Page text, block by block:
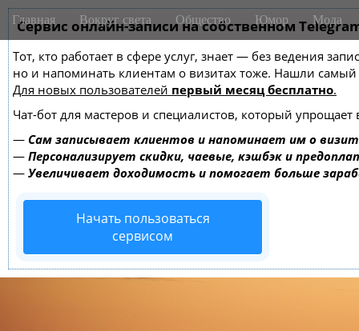
Сервис онлайн-записи на собственном
Тот, кто работает в сфере услуг, знает — без ведения
но и напоминать клиентам о визитах тоже. Нашли
Для новых пользователей первый месяц бесплатно.
Чат-бот для мастеров и специалистов, который упрощает
— Сам записывает клиентов и напоминает им о
— Персонализирует скидки, чаевые, кэшбэк и
— Увеличивает доходимость и помогает больше
Начать пользоваться
сервисом
M
a
n
m
e
n
u
i
Главная Вокруг света Общество Юмор Мода